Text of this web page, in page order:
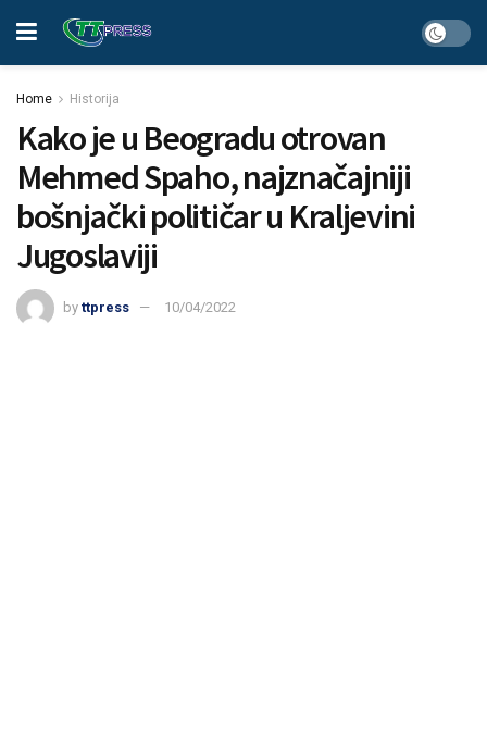
Home Historija
Kako je u Beogradu otrovan
Mehmed Spaho, najznačajniji
bošnjački političar u Kraljevini
Jugoslaviji
by ttpress 10/04/2022